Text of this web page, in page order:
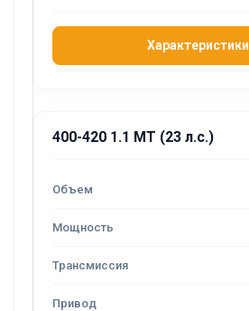
Характеристики
400-420 1.1 MT (23 л.с.)